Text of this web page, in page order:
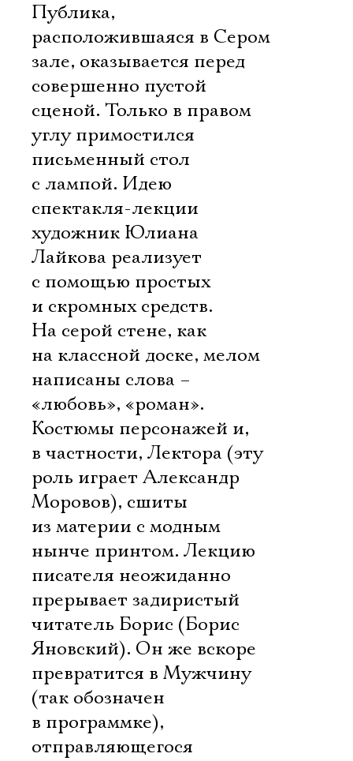
Публика,
расположившаяся в Сером
зале, оказывается перед
совершенно пустой
сценой. Только в правом
углу примостился
письменный стол
с лампой. Идею
спектакля-лекции
художник Юлиана
Лайкова реализует
с помощью простых
и скромных средств.
На серой стене, как
на классной доске, мелом
написаны слова –
«любовь», «роман».
Костюмы персонажей и,
в частности, Лектора (эту
роль играет Александр
Моровов), сшиты
из материи с модным
нынче принтом. Лекцию
писателя неожиданно
прерывает задиристый
читатель Борис (Борис
Яновский). Он же вскоре
превратится в Мужчину
(так обозначен
в программке),
отправляющегося